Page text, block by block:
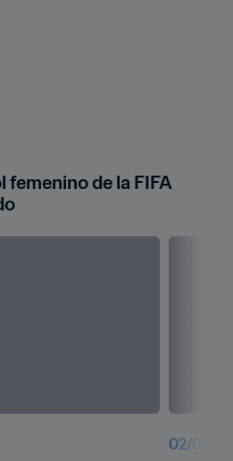
de la FIFA
02/08